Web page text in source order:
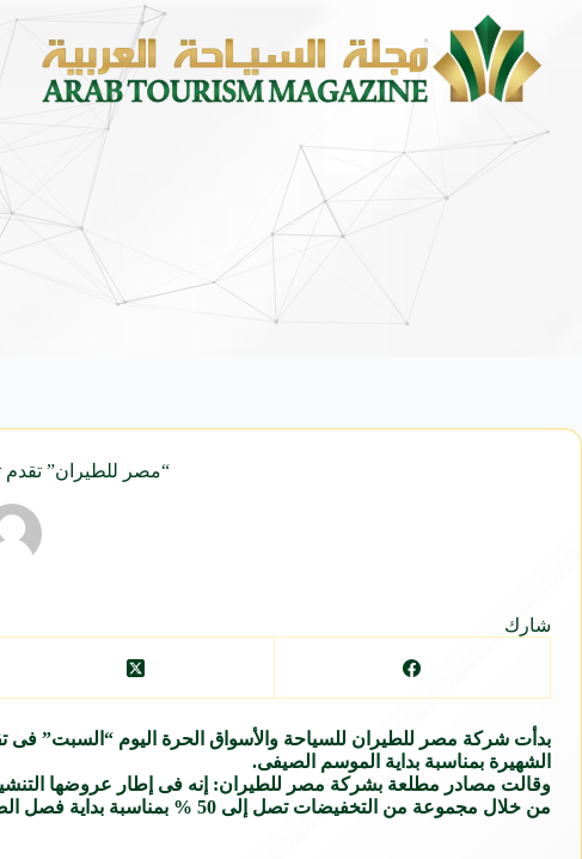
“مصر للطيران” تقدم تخفيضات 50% على العطور
شارك
بدأت شركة مصر للطيران للسياحة والأسواق الحرة اليوم “السبت”
الشهيرة بمناسبة بداية الموسم الصيفى.
وقالت مصادر مطلعة بشركة مصر للطيران: إنه فى إطار عروضها
من خلال مجموعة من التخفيضات تصل إلى 50 % بمناسبة بداية فصل الصيف على مجموعة من الماركات العالمية من العطور.